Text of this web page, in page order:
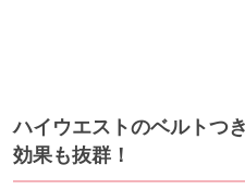
ハイウエストのベルトつ
効果も抜群！